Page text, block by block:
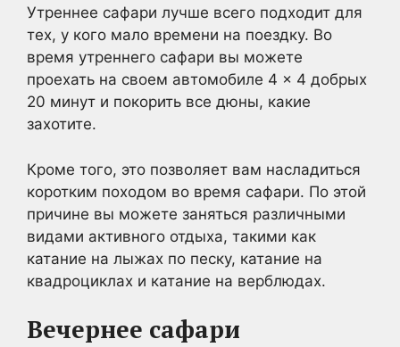
Утреннее сафари лучше всего подходит для
тех, у кого мало времени на поездку. Во
время утреннего сафари вы можете
проехать на своем автомобиле 4 × 4 добрых
20 минут и покорить все дюны, какие
захотите.
Кроме того, это позволяет вам насладиться
коротким походом во время сафари. По этой
причине вы можете заняться различными
видами активного отдыха, такими как
катание на лыжах по песку, катание на
квадроциклах и катание на верблюдах.
Вечернее сафари